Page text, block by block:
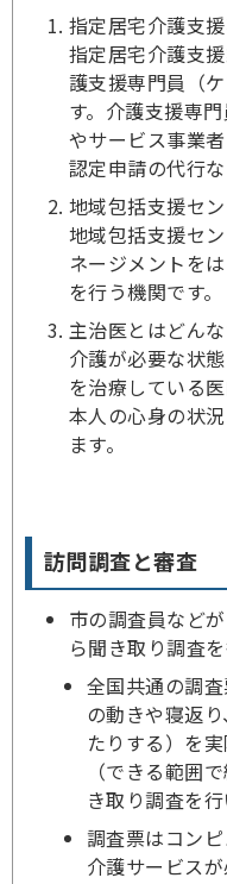
指定居宅介護支
指定居宅介護支
護支援専門員（
す。介護支援専
やサービス事業
認定申請の代行な
地域包括支援セ
地域包括支援セ
ネージメントを
を行う機関です。
主治医とはどん
介護が必要な状
を治療している
本人の心身の状
ます。
訪問調査と審査
市の調査員など
ら聞き取り調査を
全国共通の調
の動きや寝返
たりする）を
（できる範囲
き取り調査を行
調査票はコン
介護サービス